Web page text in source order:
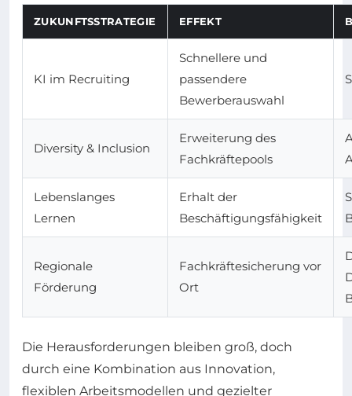
ZUKUNFTSSTRATEGIE EFFEKT
KI im Recruiting
Schnellere und
passendere
Bewerberauswahl
Diversity & Inclusion
Erweiterung des
Fachkräftepools
Lebenslanges
Lernen
Erhalt der
Beschäftigungsfähigkeit
Regionale
Förderung
Fachkräftesicherung vor
Ort
Die Herausforderungen bleiben groß, doch
durch eine Kombination aus Innovation,
flexiblen Arbeitsmodellen und gezielter